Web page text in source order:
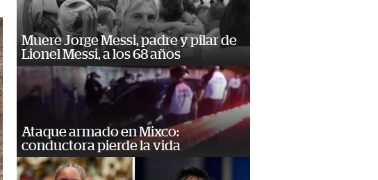
Muere Jorge Messi, padre y pilar de
Lionel Messi, a los 68 años
Ataque armado en Mixco:
conductora pierde la vida